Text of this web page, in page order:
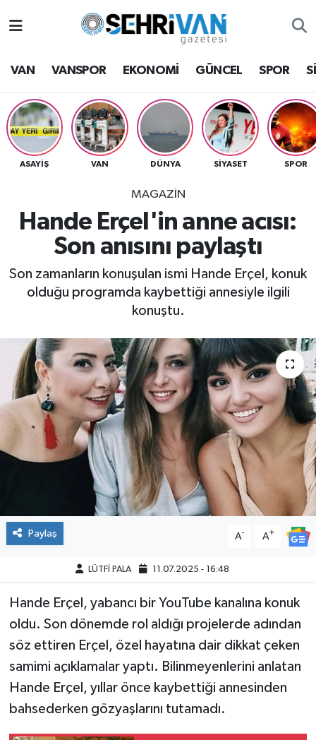
VAN VANSPOR EKONOMİ GÜNCEL SPOR
ASAYİŞ VAN DÜNYA SİYASET SPOR
MAGAZİN
Hande Erçel'in anne acısı:
Son anısını paylaştı
Son zamanların konuşulan ismi Hande Erçel, konuk
olduğu programda kaybettiği annesiyle ilgili
konuştu.
Paylaş A- A+
LÜTFİ PALA 11.07.2025 - 16:48
Hande Erçel, yabancı bir YouTube kanalına konuk
oldu. Son dönemde rol aldığı projelerde adından
söz ettiren Erçel, özel hayatına dair dikkat çeken
samimi açıklamalar yaptı. Bilinmeyenlerini anlatan
Hande Erçel, yıllar önce kaybettiği annesinden
bahsederken gözyaşlarını tutamadı.
Van Hava Durumu
VAN Namaz Vakitleri
Van Trafik Yoğunluk Haritası
Süper Lig Puan Durumu ve Fikstür
Tüm Manşetler
Son Dakika Haberleri